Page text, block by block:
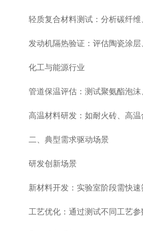
轻质复合材料测试：分析碳纤维
发动机隔热验证：评估陶瓷涂层
化工与能源行业
管道保温评估：测试聚氨酯泡沫
高温材料研发：如耐火砖、高温
二、典型需求驱动场景
研发创新场景
新材料开发：实验室阶段需快速
工艺优化：通过测试不同工艺参